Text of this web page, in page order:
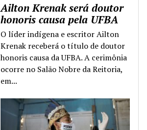
Ailton Krenak será doutor
honoris causa pela UFBA
O líder indígena e escritor Ailton
Krenak receberá o título de doutor
honoris causa da UFBA. A cerimônia
ocorre no Salão Nobre da Reitoria,
em...